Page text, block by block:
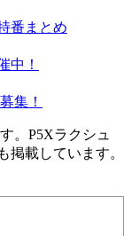
番まとめ
中！
集！
。P5Xラクシュ
掲載しています。